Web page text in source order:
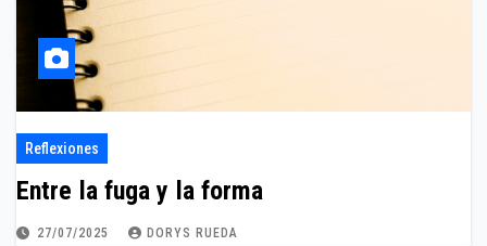
Reflexiones
Entre la fuga y la forma
27/07/2025 DORYS RUEDA